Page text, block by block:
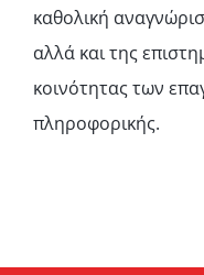
καθολική
αλλά και της
κοινότητας των
πληροφορικής.